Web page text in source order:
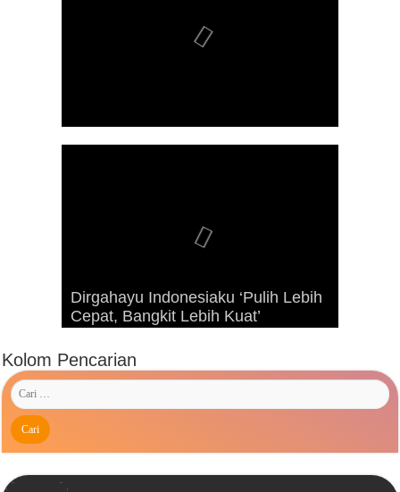
Dirgahayu Indonesiaku ‘Pulih Lebih
Cepat, Bangkit Lebih Kuat’
Advetorial Hari Raya Idul Fitri 1443
Hijriah
Kunjungan Presiden RI Joko
Widodo ke Kaimana Tahun 2019
Kolom Pencarian